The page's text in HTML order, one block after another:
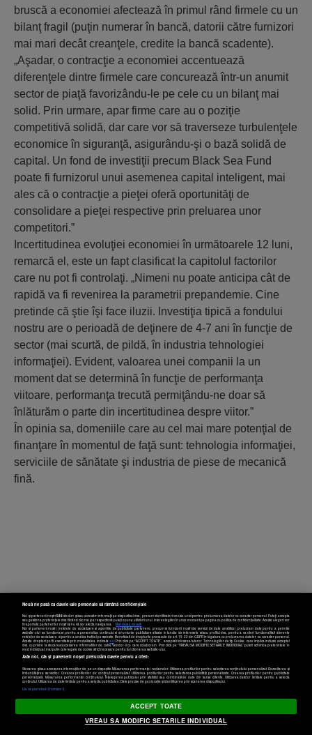
bruscă a economiei afectează în primul rând firmele cu un
bilanţ fragil (puţin numerar în bancă, datorii către furnizori
mai mari decât creanţele, credite la bancă scadente).
„Aşadar, o contracţie a economiei accentuează
diferenţele dintre firmele care concurează într-un anumit
sector de piaţă favorizându-le pe cele cu un bilanţ mai
solid. Prin urmare, apar firme care au o poziţie
competitivă solidă, dar care vor să traverseze turbulenţele
economice în siguranţă, asigurându-şi o bază solidă de
capital. Un fond de investiţii precum Black Sea Fund
poate fi furnizorul unui asemenea capital inteligent, mai
ales că o contracţie a pieţei oferă oportunităţi de
consolidare a pieţei respective prin preluarea unor
competitori.”
Incertitudinea evoluţiei economiei în următoarele 12 luni,
remarcă el, este un fapt clasificat la capitolul factorilor
care nu pot fi controlaţi. „Nimeni nu poate anticipa cât de
rapidă va fi revenirea la parametrii prepandemie. Cine
pretinde că ştie îşi face iluzii. Investiţia tipică a fondului
nostru are o perioadă de deţinere de 4-7 ani în funcţie de
sector (mai scurtă, de pildă, în industria tehnologiei
informaţiei). Evident, valoarea unei companii la un
moment dat se determină în funcţie de performanţa
viitoare, performanţa trecută permiţându-ne doar să
înlăturăm o parte din incertitudinea despre viitor.”
În opinia sa, domeniile care au cel mai mare potenţial de
finanţare în momentul de faţă sunt: tehnologia informaţiei,
serviciile de sănătate şi industria de piese de mecanică
fină.
Setări cookies
Nouă ne pasă ca datele tale personale să rămână confidențiale
Noi și partenerii noștri589stocăm și/sau accesăm informații pe dispozitivul dvs., precum identificatorii cookie unici pentru prelucrarea datelor cu caracter personal. Puteți accepta
sau gestiona preferințele dvs. făcând clic mai jos, respectiv vă puteți opune utilizării unui interes legitim în orice moment pe pagina cu politica de confidențialitate. Aceste alegeri vor
fi raportate partenerilor noștri și nu vă vor afecta navigarea.
Mai multe detalii
Noi si partenerii nostri (retelele de socializare si agentiile de publicitate partenere, precum si furnizorii nostri de servicii de date analitice) prelucram date pentru a permite
website-ului sa functioneze, pentru a personaliza continutul si anunturile publicitare afisate in functie de interesele si/sau profilul dvs., pentru a va oferi functionalitati aferente
retelelor de socializare si pentru a analiza traficul pe website. Beneficiati de drepturile prevazute de art. 15-22 din GDPR in legatura cu prelucrarea datelor cu caracter personal.
Aceste drepturi pot fi exercitate prin modalitatea indicataaici. Prin click pe “ACCEPT TOATE”, acceptati folosirea tuturor Tehnologiilor de tip Cookie, care implica inclusiv acceptul
dvs. cu privire la stocarea/accesarea informatiilor de catre Vendor-ii cu care colaboram. Prin click pe “VREAU SA MODIFIC SETARILE INDIVIDUAL” puteti schimba preferintele in
mod individual, mai putin cele legate de cookie strict necesare pentru functionarea website-ului.
Atât noi, cât și partenerii noștri prelucrăm datele pentru a oferi:
Stocarea și/sau accesarea informațiilor de pe un dispozitiv. Măsurarea performanței reclamelor. Utilizarea profilurilor pentru selectarea conținutului personalizat. Dezvoltarea și
îmbunătățirea serviciilor. Crearea profilurilor de conținut personalizat. Utilizarea profilurilor pentru selectarea publicității personalizate. Crearea profilurilor pentru publicitate
personalizată. Măsurarea performanței conținutului. Înțelegerea publicului prin statistici sau combinații de date din surse diferite. Utilizarea datelor limitate pentru a selecta
conținutul. Utilizarea de date limitate pentru a selecta publicitatea. Date precise de geolocație și identificarea prin scanarea dispozitivului.
Listă parteneri (furnizori)
ACCEPT TOATE
VREAU SA MODIFIC SETARILE INDIVIDUAL